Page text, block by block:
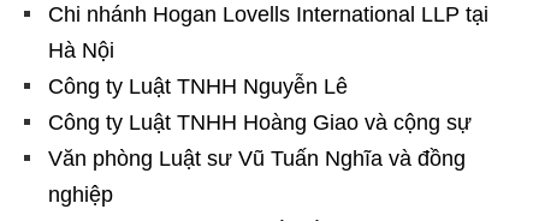
Chi nhánh Hogan Lovells International LLP tại
Hà Nội
Công ty Luật TNHH Nguyễn Lê
Công ty Luật TNHH Hoàng Giao và cộng sự
Văn phòng Luật sư Vũ Tuấn Nghĩa và đồng
nghiệp